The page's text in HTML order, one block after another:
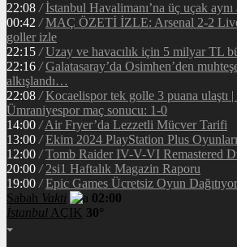
22:08 / İstanbul Havalimanı’na üç uçak aynı
00:42 / MAÇ ÖZETİ İZLE: Arsenal 2-2
goller izle
22:15 / Uzay ve havacılık için 5 milyar TL
22:16 / Galatasaray’da Osimhen’den
alkışlandı…
22:08 / Kocaelispor tek golle 3 puana ulaştı
Ümraniyespor maç sonucu: 1-0
14:00 / Air Fryer’da Lezzetli Mücver Tarifi
13:00 / Ekim 2024 PlayStation Plus
12:00 / Tomb Raider IV-V-VI Remastered
20:00 / 2si1 Haftalık Magazin Raporu
19:00 / Epic Games Ücretsiz Oyun
Sabah Vakti
02:00
İstanbul AÇIK 30°